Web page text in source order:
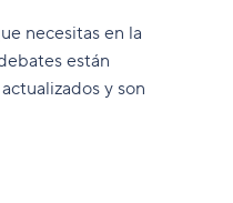
necesitas en la
están
y son